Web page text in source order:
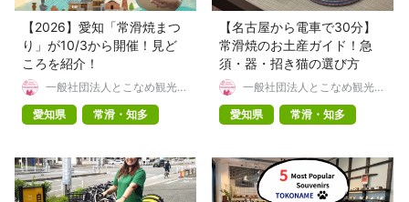
【2026】愛知「常滑焼まつ
り」が10/3から開催！見ど
ころを紹介！
一般社団法人とこなめ観光協
愛知県
常滑・知多
【名古屋から電車で30分】
常滑焼のお土産ガイド！急
須・器・招き猫の選び方
一般社団法人とこなめ観光協
愛知県
常滑・知多